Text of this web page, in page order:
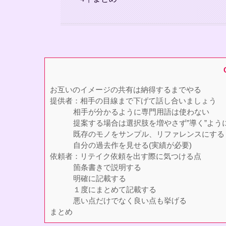
お互いのイメージの共有は納得するまでやる
提供者：相手の目線まで下げて話し合いましょう
相手が分かるように専門用語は使わない
提案する場合は選択肢を増やさず”導く”よう
既存のモノをサンプル、リファレンスにする
自分の過去作を見せる(実績が必要)
依頼者：リテイク依頼を出す際に気つける点
箇条書きで説明する
明確に記載する
１度にまとめて記載する
悪い点だけでなく良い点も挙げる
まとめ